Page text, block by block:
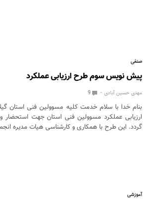
صنفی
پیش نویس سوم طرح ارزیابی عملکرد
مهدی حسین آبادی 9
بنام خدا با سلام خدمت کلیه مسوولین فنی
ارزیابی عملکرد مسوولین فنی استان جهت
گردد. این طرح با همکاری و کارشناسی هیات مدیره
آموزشی